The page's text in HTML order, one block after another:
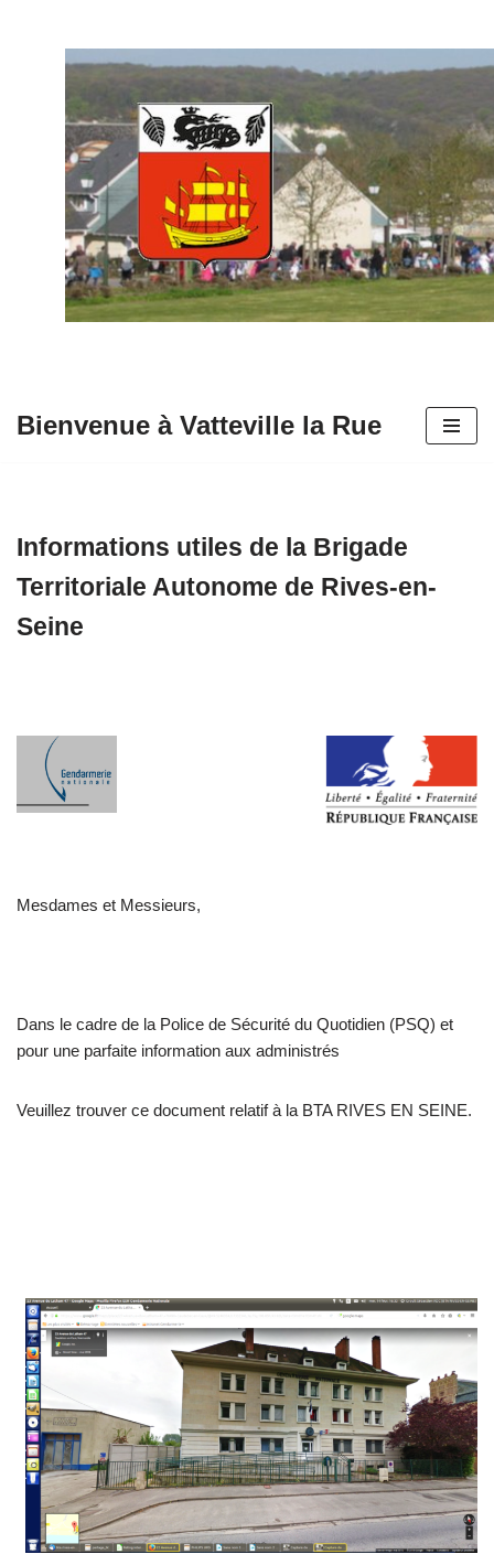
contenu
Bienvenue à Vatteville la Rue
Informations utiles de la Brigade
Territoriale Autonome de Rives-en-
Seine
Mesdames et Messieurs,
Dans le cadre de la Police de Sécurité du Quotidien (PSQ) et
pour une parfaite information aux administrés
Veuillez trouver ce document relatif à la BTA RIVES EN SEINE.